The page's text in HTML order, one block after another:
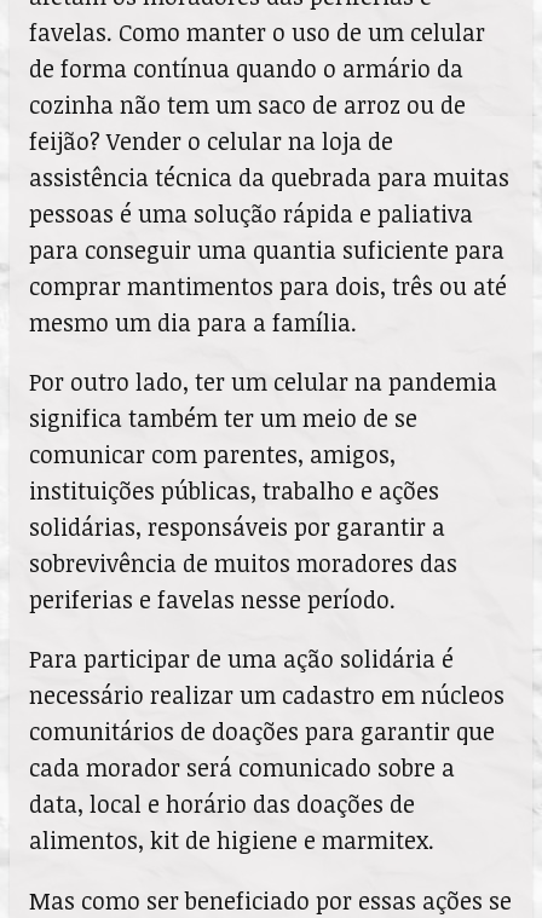
favelas. Como manter o uso de um celular
de forma contínua quando o armário da
cozinha não tem um saco de arroz ou de
feijão? Vender o celular na loja de
assistência técnica da quebrada para muitas
pessoas é uma solução rápida e paliativa
para conseguir uma quantia suficiente para
comprar mantimentos para dois, três ou até
mesmo um dia para a família.
Por outro lado, ter um celular na pandemia
significa também ter um meio de se
comunicar com parentes, amigos,
instituições públicas, trabalho e ações
solidárias, responsáveis por garantir a
sobrevivência de muitos moradores das
periferias e favelas nesse período.
Para participar de uma ação solidária é
necessário realizar um cadastro em núcleos
comunitários de doações para garantir que
cada morador será comunicado sobre a
data, local e horário das doações de
alimentos, kit de higiene e marmitex.
Mas como ser beneficiado por essas ações se